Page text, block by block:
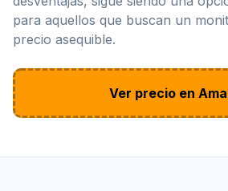
para aquellos que buscan un
precio asequible.
Ver precio en